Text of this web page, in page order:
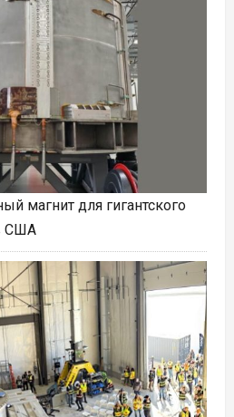
магнит для гигантского
США